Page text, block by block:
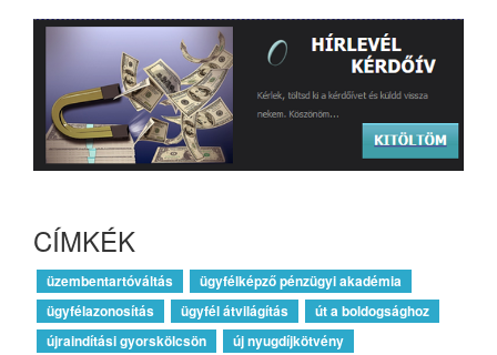
CÍMKÉK
üzembentartóváltás
ügyfélképző pénzügyi akadémia
ügyfélazonosítás
ügyfél átvilágítás
út a boldogsághoz
újraindítási gyorskölcsön
új nyugdíjkötvény